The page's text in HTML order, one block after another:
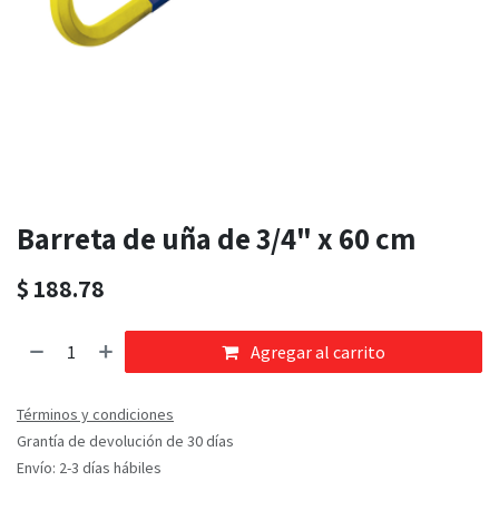
Barreta de uña de 3/4" x 60 cm
$ 188.78
Agregar al carrito
Términos y condiciones
Grantía de devolución de 30 días
Envío: 2-3 días hábiles